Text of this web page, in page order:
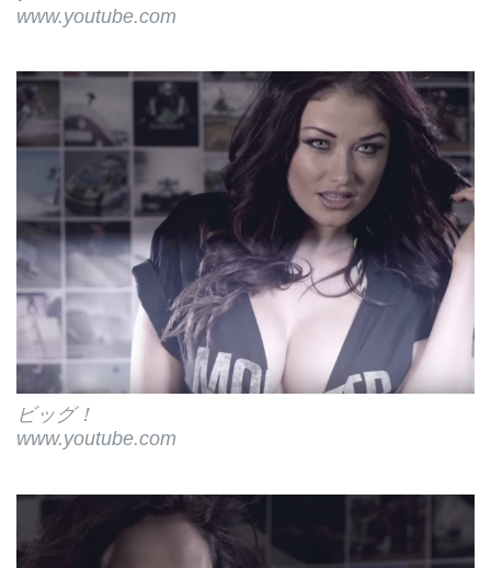
www.youtube.com
ビッグ！
www.youtube.com